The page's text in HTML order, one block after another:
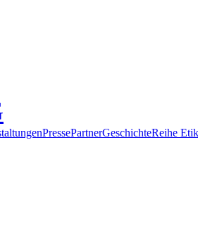
PressePartnerGeschichteReihe